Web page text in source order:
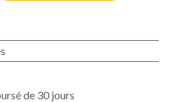
de 30 jours